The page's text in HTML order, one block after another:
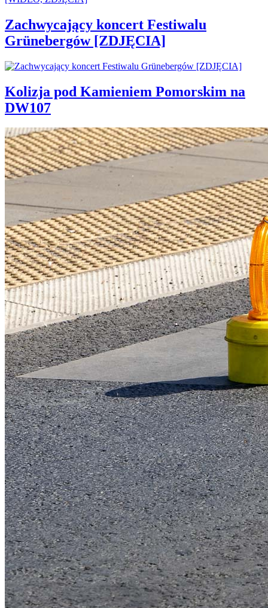
Zachwycający koncert Festiwalu
Grünebergów [ZDJĘCIA]
Kolizja pod Kamieniem Pomorskim na
DW107